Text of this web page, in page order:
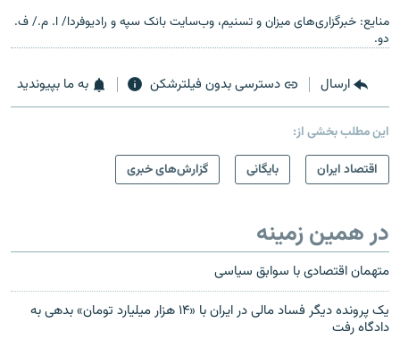
منایع: خبرگزاری‌های میزان و تسنیم، وب‌سایت بانک سپه و رادیوفردا/ ا. م./ ف.
دو.
ارسال دسترسی بدون فیلترشکن به ما بپیوندید
این مطلب بخشی از:
اقتصاد ایران
بایگانی گزارش‌های خبری
در همین زمینه
متهمان اقتصادی با سوابق سیاسی
یک پرونده دیگر فساد مالی در ایران با «۱۴ هزار میلیارد تومان» بدهی به
دادگاه رفت